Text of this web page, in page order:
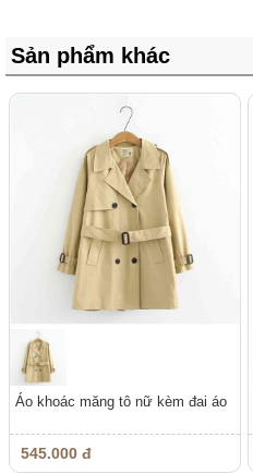
Sản phẩm khác
Áo khoác măng tô nữ kèm đai áo
545.000 đ